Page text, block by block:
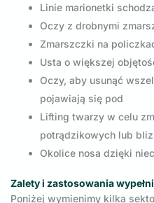
Linie marionetki
Oczy z drobnymi
Zmarszczki na
Usta o większej
Oczy, aby usunąć
pojawiają się pod
Lifting twarzy w celu
potrądzikowych lub
Okolice nosa dzięki
Zalety i zastosowania
Poniżej wymienimy kilka